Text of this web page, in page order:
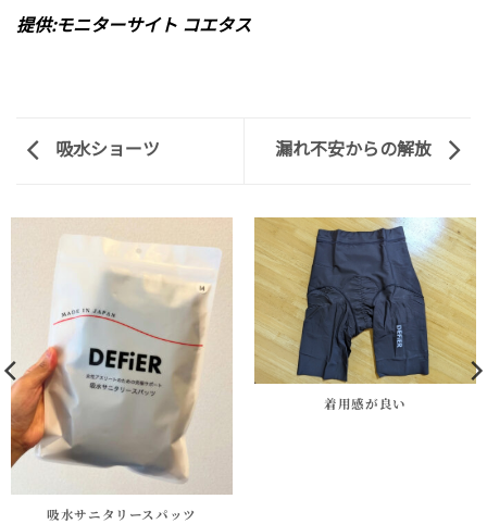
提供:モニターサイト コエタス
吸水ショーツ 漏れ不安からの解放
吸水サニタリースパッツ
着用感が良い